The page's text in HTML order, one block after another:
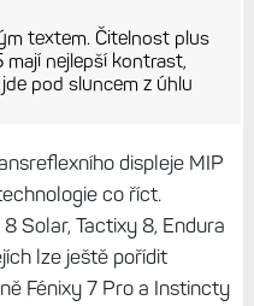
textem. Čitelnost plus
nejlepší kontrast,
pod sluncem z úhlu
displeje MIP
co říct.
Solar, Tactixy 8, Endura
lze ještě pořídit
Fénixy 7 Pro a Instincty